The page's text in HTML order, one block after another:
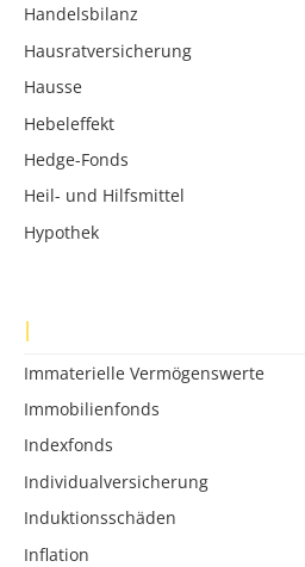
Handelsbilanz
Hausratversicherung
Hausse
Hebeleffekt
Hedge-Fonds
Heil- und Hilfsmittel
Hypothek
I
Immaterielle Vermögenswerte
Immobilienfonds
Indexfonds
Individualversicherung
Induktionsschäden
Inflation